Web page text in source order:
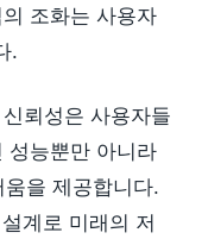
조화는 사용자
.
뢰성은 사용자들
성능뿐만 아니라
을 제공합니다.
계로 미래의 저